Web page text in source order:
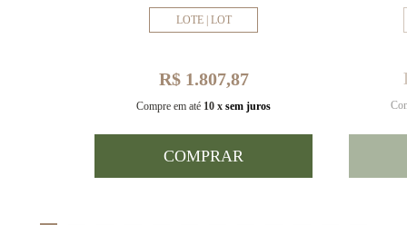
LOTE | LOT
R$ 1.807,87
Compre em até 10 x sem juros
COMPRAR